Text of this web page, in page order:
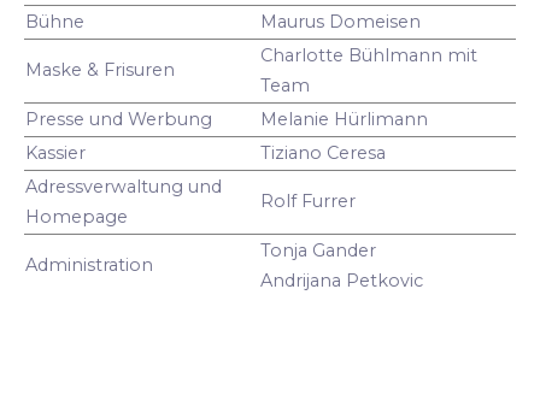
Bühne
Maurus Domeisen
Maske & Frisuren
Charlotte Bühlmann mit
Team
Presse und Werbung
Melanie Hürlimann
Kassier
Tiziano Ceresa
Adressverwaltung und
Homepage
Rolf Furrer
Administration
Tonja Gander
Andrijana Petkovic